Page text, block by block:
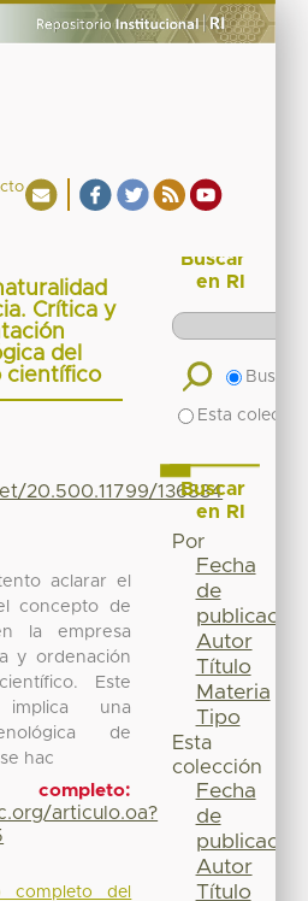
Crítica y
del
científico
20.500.11799/136834
aclarar el
concepto de
la empresa
y ordenación
Este
una
de
hac
articulo.oa?
completo del
Buscar
en RI
Buscar
Esta
Buscar
en RI
Por
Fecha
de
publicación
Autor
Título
Materia
Tipo
Esta
colección
Fecha
de
publicación
Autor
Título